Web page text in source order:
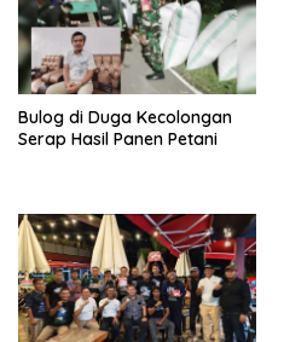
Bulog di Duga Kecolongan
Serap Hasil Panen Petani